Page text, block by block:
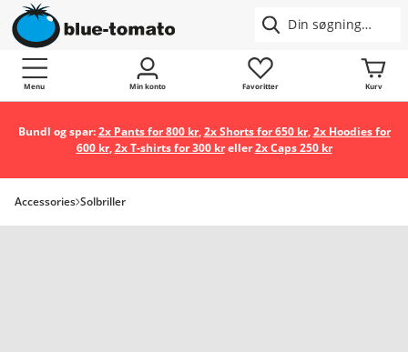
Menu Min konto Favoritter Kurv
Bundl og spar:2x Pants for 800 kr,2x Shorts for 650 kr,2x Hoodies for
600 kr,2x T-shirts for 300 kreller2x Caps 250 kr
Accessories Solbriller